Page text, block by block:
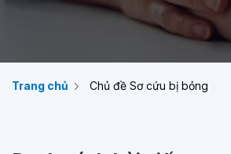
Trang chủ Chủ đề Sơ cứu bị bỏng